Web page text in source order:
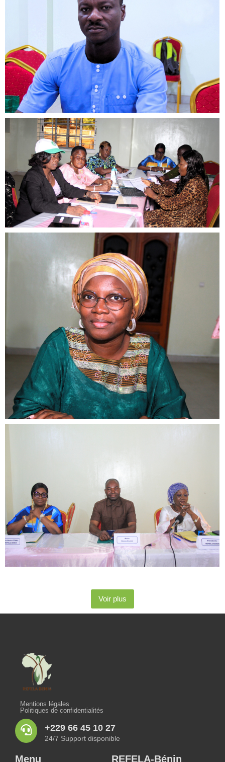
Voir plus
Mentions légales
Politiques de confidentialités
+229 66 45 10 27
24/7 Support disponible
Menu REFELA-Bénin